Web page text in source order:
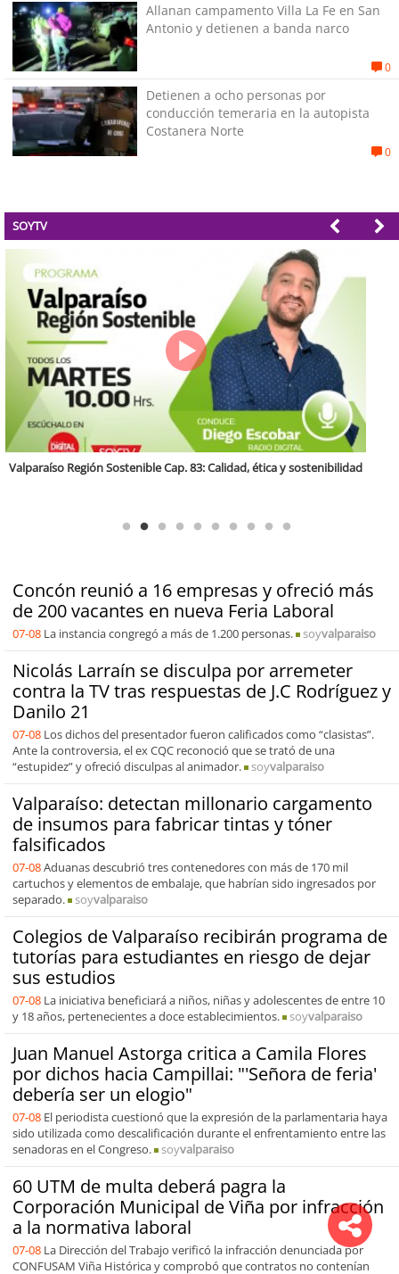
Allanan campamento Villa La Fe en San
Antonio y detienen a banda narco
0
Detienen a ocho personas por
conducción temeraria en la autopista
Costanera Norte
0
SOYTV
Concón reunió a 16 empresas y ofreció más
de 200 vacantes en nueva Feria Laboral
07-08 La instancia congregó a más de 1.200 personas. soyvalparaiso
Nicolás Larraín se disculpa por arremeter
contra la TV tras respuestas de J.C Rodríguez y
Danilo 21
07-08 Los dichos del presentador fueron calificados como “clasistas”.
Ante la controversia, el ex CQC reconoció que se trató de una
“estupidez” y ofreció disculpas al animador.
soyvalparaiso
Valparaíso: detectan millonario cargamento
de insumos para fabricar tintas y tóner
falsificados
07-08Aduanas descubrió tres contenedores con más de 170 mil
cartuchos y elementos de embalaje, que habrían sido ingresados por
separado.
soyvalparaiso
Colegios de Valparaíso recibirán programa de
tutorías para estudiantes en riesgo de dejar
sus estudios
07-08 La iniciativa beneficiará a niños, niñas y adolescentes de entre 10
y 18 años, pertenecientes a doce establecimientos.
soyvalparaiso
Juan Manuel Astorga critica a Camila Flores
por dichos hacia Campillai: "'Señora de feria'
debería ser un elogio"
07-08 El periodista cuestionó que la expresión de la parlamentaria haya
sido utilizada como descalificación durante el enfrentamiento entre las
senadoras en el Congreso.
soyvalparaiso
60 UTM de multa deberá pagra la
Corporación Municipal de Viña por infracción
a la normativa laboral
07-08 La Dirección del Trabajo verificó la infracción denunciada por
CONFUSAM Viña Histórica y comprobó que contratos no contenían